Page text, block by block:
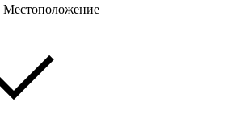
Местоположение